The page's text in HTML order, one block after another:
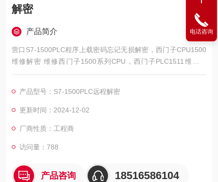
解密
产品简介
营口S7-1500PLC程序上载密码忘记无损解密，西门子CPU1500
维修解密 维修西门子1500系列CPU，西门子PLC1511维修解
密，西门子PLC1512维修解密，西门子PLC1513维修解密，西门
17维修解密，西门子PLC1518解密维修如上电所有指示灯不亮，
全亮，开机无显示，不通讯，通讯连接不上，通讯异常，通讯网
产品型号：S7-1500PLC远程解密
更新时间：2024-12-02
厂商性质：工程商
访问量：788
产品咨询 18516586104
电话咨询